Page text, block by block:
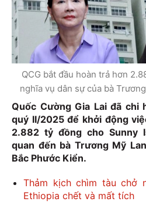
QCG bắt đầu hoàn trả hơn
nghĩa vụ dân sự của bà
Quốc Cường Gia Lai đã
quý II/2025 để khởi động
2.882 tỷ đồng cho Sunny
quan đến bà Trương Mỹ
Bắc Phước Kiển.
Thảm kịch chìm tàu chở
Ethiopia chết và mất tích